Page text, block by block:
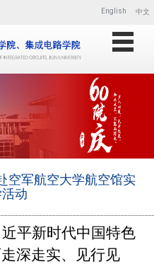
English 中文
空军航空大学航空馆实
动
平新时代中国特色
深走实、见行见